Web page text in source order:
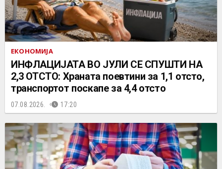
ЕКОНОМИЈА
ИНФЛАЦИЈАТА ВО ЈУЛИ СЕ СПУШТИ НА
2,3 ОТСТО: Храната поевтини за 1,1 отсто,
транспортот поскапе за 4,4 отсто
07.08.2026. 17:20